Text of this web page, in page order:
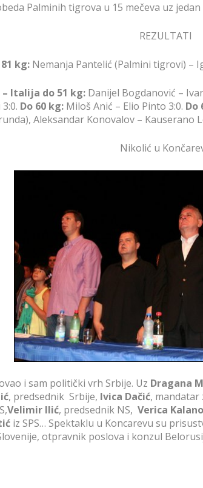
Palminih tigrova u 15 mečeva uz
REZULTATI
kg: Nemanja Pantelić (Palmini tigrovi) –
Italija do 51 kg: Danijel Bogdanović –
Do 60 kg: Miloš Anić – Elio Pinto 3:0. Do
Aleksandar Konovalov – Kauserano
Nikolić u
i sam politički vrh Srbije. Uz Dragana
, predsednik Srbije, Ivica Dačić, mandatar
Velimir Ilić, predsednik NS, Verica
iz SPS… Spektaklu u Koncarevu su
otpravnik poslova i konzul